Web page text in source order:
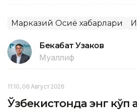
Марказий Осиё хабарлари
Бекабат Узаков
Муаллиф
11:10, 06 Август 2026
Ўзбекистонда энг кўп